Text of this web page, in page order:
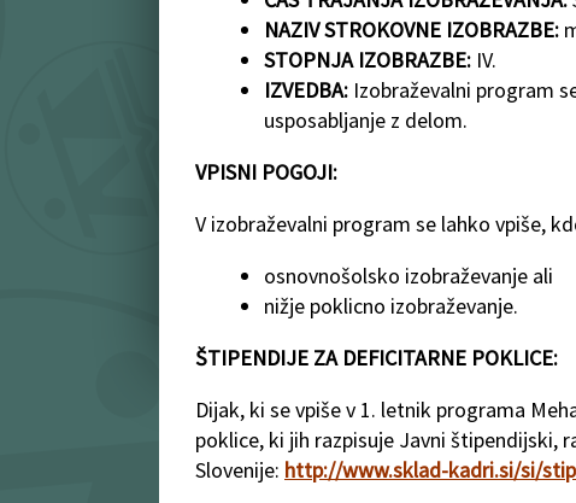
NAZIV STROKOVNE IZOBRAZBE:
STOPNJA IZOBRAZBE: IV.
IZVEDBA: Izobraževalni program
usposabljanje z delom.
VPISNI POGOJI:
V izobraževalni program se lahko vpiše,
osnovnošolsko izobraževanje ali
nižje poklicno izobraževanje.
ŠTIPENDIJE ZA DEFICITARNE POKLICE:
Dijak, ki se vpiše v 1. letnik programa
poklice, ki jih razpisuje Javni štipendijski,
Slovenije: http://www.sklad-kadri.si/si/